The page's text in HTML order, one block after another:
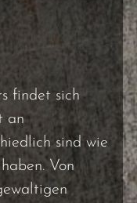
findet sich
an
sind wie
Von